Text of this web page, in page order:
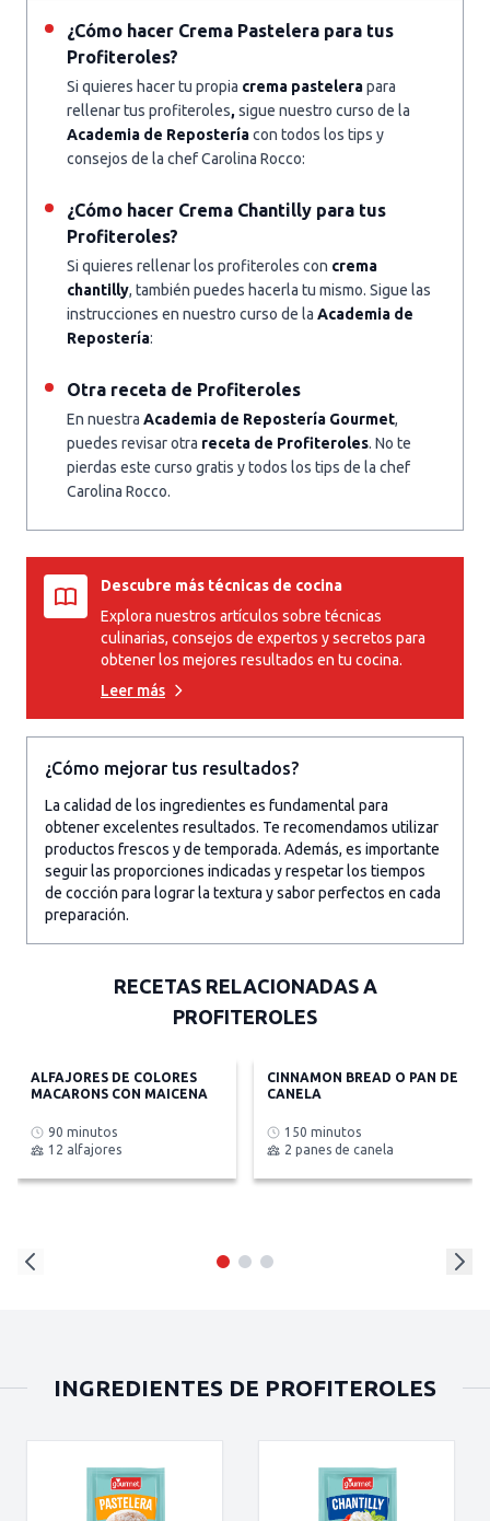
¿Cómo hacer Crema Pastelera para tus
Profiteroles?
Si quieres hacer tu propia crema pastelerapara
rellenar tus profiteroles,sigue nuestro curso de la
Academia de Reposteríacon todos los tips y
consejos de la chef Carolina Rocco:
¿Cómo hacer Crema Chantilly para tus
Profiteroles?
Si quieres rellenar los profiteroles con crema
chantilly, también puedes hacerla tu mismo. Sigue las
instrucciones en nuestro curso de la Academia de
Repostería:
Otra receta de Profiteroles
En nuestra Academia de Repostería Gourmet,
puedes revisar otra receta de Profiteroles. No te
pierdas este curso gratis y todos los tips de la chef
Carolina Rocco.
Descubre más técnicas de cocina
Explora nuestros artículos sobre técnicas
culinarias, consejos de expertos y secretos para
obtener los mejores resultados en tu cocina.
Leer más
¿Cómo mejorar tus resultados?
La calidad de los ingredientes es fundamental para
obtener excelentes resultados. Te recomendamos utilizar
productos frescos y de temporada. Además, es importante
seguir las proporciones indicadas y respetar los tiempos
de cocción para lograr la textura y sabor perfectos en cada
preparación.
RECETAS RELACIONADAS A
PROFITEROLES
ALFAJORES DE COLORES
MACARONS CON MAICENA
90 minutos
12 alfajores
CINNAMON BREAD O PAN DE
CANELA
150 minutos
2 panes de canela
INGREDIENTES DE PROFITEROLES